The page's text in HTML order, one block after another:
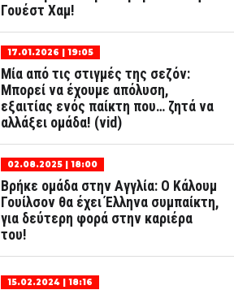
Γουέστ Χαμ!
17.01.2026 | 19:05
Μία από τις στιγμές της σεζόν:
Μπορεί να έχουμε απόλυση,
εξαιτίας ενός παίκτη που… ζητά να
αλλάξει ομάδα! (vid)
02.08.2025 | 18:00
Βρήκε ομάδα στην Αγγλία: Ο Κάλουμ
Γουίλσον θα έχει Έλληνα συμπαίκτη,
για δεύτερη φορά στην καριέρα
του!
15.02.2024 | 18:16